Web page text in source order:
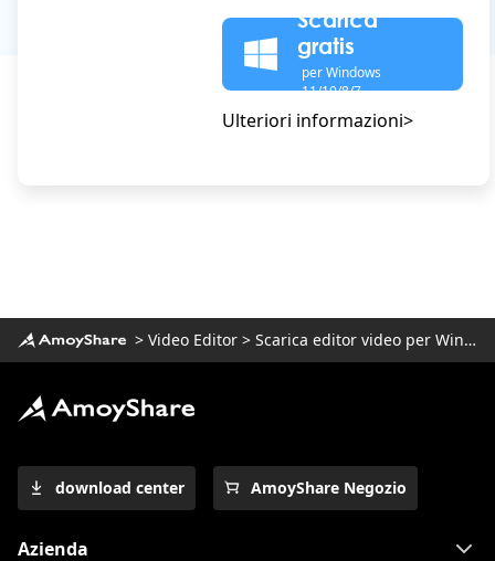
Scarica
gratis
per Windows
11/10/8/7
Ulteriori informazioni>
> Video Editor > Scarica editor video per Windows
download center AmoyShare Negozio
Azienda